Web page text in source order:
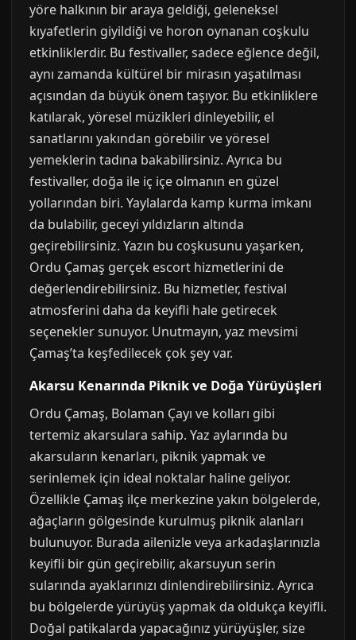
yöre halkının bir araya geldiği, geleneksel
kıyafetlerin giyildiği ve horon oynanan coşkulu
etkinliklerdir. Bu festivaller, sadece eğlence değil,
aynı zamanda kültürel bir mirasın yaşatılması
açısından da büyük önem taşıyor. Bu etkinliklere
katılarak, yöresel müzikleri dinleyebilir, el
sanatlarını yakından görebilir ve yöresel
yemeklerin tadına bakabilirsiniz. Ayrıca bu
festivaller, doğa ile iç içe olmanın en güzel
yollarından biri. Yaylalarda kamp kurma imkanı
da bulabilir, geceyi yıldızların altında
geçirebilirsiniz. Yazın bu coşkusunu yaşarken,
Ordu Çamaş gerçek escort hizmetlerini de
değerlendirebilirsiniz. Bu hizmetler, festival
atmosferini daha da keyifli hale getirecek
seçenekler sunuyor. Unutmayın, yaz mevsimi
Çamaş’ta keşfedilecek çok şey var.
Akarsu Kenarında Piknik ve Doğa Yürüyüşleri
Ordu Çamaş, Bolaman Çayı ve kolları gibi
tertemiz akarsulara sahip. Yaz aylarında bu
akarsuların kenarları, piknik yapmak ve
serinlemek için ideal noktalar haline geliyor.
Özellikle Çamaş ilçe merkezine yakın bölgelerde,
ağaçların gölgesinde kurulmuş piknik alanları
bulunuyor. Burada ailenizle veya arkadaşlarınızla
keyifli bir gün geçirebilir, akarsuyun serin
sularında ayaklarınızı dinlendirebilirsiniz. Ayrıca
bu bölgelerde yürüyüş yapmak da oldukça keyifli.
Doğal patikalarda yapacağınız yürüyüşler, size